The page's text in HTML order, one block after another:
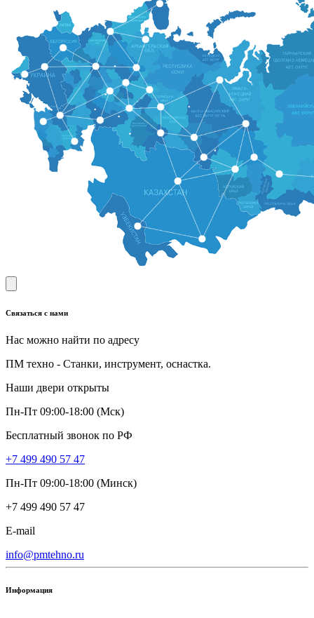
Связаться с нами
Нас можно найти по адресу
ПМ техно - Станки, инструмент, оснастка.
Наши двери открыты
Пн-Пт 09:00-18:00 (Мск)
Бесплатный звонок по РФ
+7 499 490 57 47
Пн-Пт 09:00-18:00 (Минск)
+7 499 490 57 47
E-mail
info@pmtehno.ru
Информация